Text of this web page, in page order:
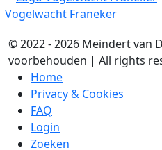
Vogelwacht Franeker
© 2022 - 2026 Meindert van
voorbehouden | All rights
Home
Privacy & Cookies
FAQ
Login
Zoeken